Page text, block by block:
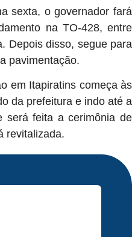
sexta, o governador fará
na TO-428, entre
Depois disso, segue para
pavimentação.
em Itapiratins começa às
da prefeitura e indo até a
será feita a cerimônia de
revitalizada.